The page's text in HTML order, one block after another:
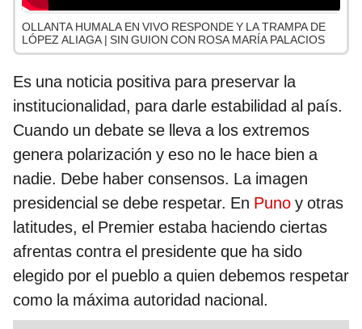
OLLANTA HUMALA EN VIVO RESPONDE Y LA TRAMPA DE
LÓPEZ ALIAGA | SIN GUION CON ROSA MARÍA PALACIOS
Es una noticia positiva para preservar la
institucionalidad, para darle estabilidad al país.
Cuando un debate se lleva a los extremos
genera polarización y eso no le hace bien a
nadie. Debe haber consensos. La imagen
presidencial se debe respetar. En Puno y otras
latitudes, el Premier estaba haciendo ciertas
afrentas contra el presidente que ha sido
elegido por el pueblo a quien debemos respetar
como la máxima autoridad nacional.